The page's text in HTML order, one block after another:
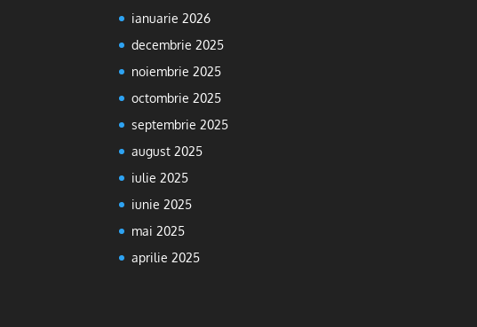
ianuarie 2026
decembrie 2025
noiembrie 2025
octombrie 2025
septembrie 2025
august 2025
iulie 2025
iunie 2025
mai 2025
aprilie 2025